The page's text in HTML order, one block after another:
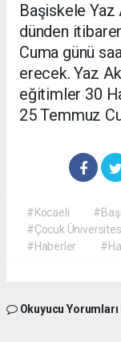
Başiskele Yaz
dünden
Cuma günü
erecek. Yaz
eğitimler 30
25 Temmuz
#Kocaeli
#Çocuk
#Haberler
Okuyucu Yorumları